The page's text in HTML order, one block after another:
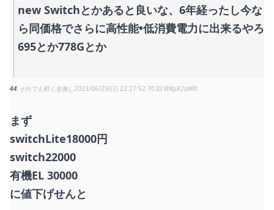
new Switchとかあると良いな、6年経ったし今な
ら同価格でさらに高性能•低消費電力に出来るやろ
695とか778Gとか
44 それでも動く名無し2023/06/25(日) 22:27:52.70 W8p82zdR0
まず
switchLite18000円
switch22000
有機EL 30000
に値下げせんと